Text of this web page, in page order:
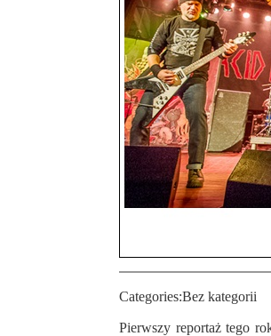
Categories:Bez kategorii
Pierwszy reportaż tego roku będzie z piątkowego koncertu, który odbył się w pszowskim MOK-u. Na scenie zagrali: Moria, Bethrayer(cz), RiseuP, Siq oraz gwiazda